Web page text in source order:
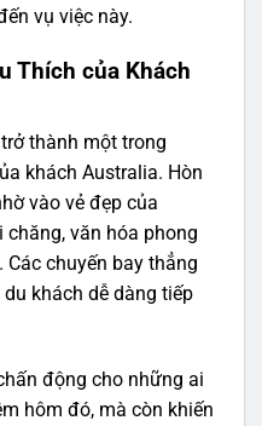
vụ việc này.
Thích của Khách
thành một trong
khách Australia. Hòn
vào vẻ đẹp của
văn hóa phong
chuyến bay thẳng
khách dễ dàng tiếp
động cho những ai
hôm đó, mà còn khiến